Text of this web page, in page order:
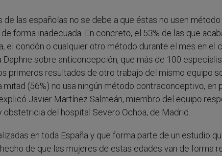
las españolas no se debe a que éstas no usen método
forma inadecuada. En concreto, el 53% de las que
el condón o cualquier otro método durante el mes en el
sobre anticoncepción, que más de 100
primeros resultados de otro trabajo del mismo equipo
(56%) no usa ningún método contraconceptivo, en
Javier Martínez Salmeán, miembro del equipo
del hospital Severo Ochoa, de Madrid.
en toda España y que forma parte de un estudio
de que las mujeres de estas edades van de forma